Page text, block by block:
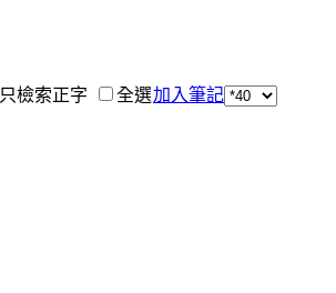
只檢索正字 全選加入筆記